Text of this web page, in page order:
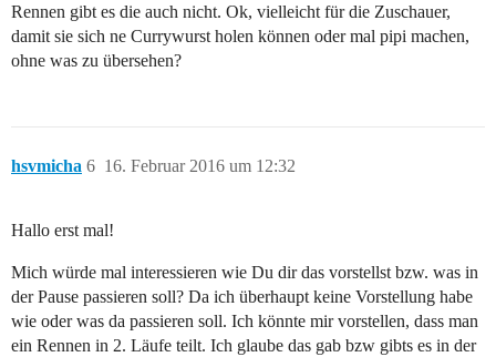
Rennen gibt es die auch nicht. Ok, vielleicht für die Zuschauer,
damit sie sich ne Currywurst holen können oder mal pipi machen,
ohne was zu übersehen?
hsvmicha 16. Februar 2016 um 12:32
6
Hallo erst mal!
Mich würde mal interessieren wie Du dir das vorstellst bzw. was in
der Pause passieren soll? Da ich überhaupt keine Vorstellung habe
wie oder was da passieren soll. Ich könnte mir vorstellen, dass man
ein Rennen in 2. Läufe teilt. Ich glaube das gab bzw gibts es in der